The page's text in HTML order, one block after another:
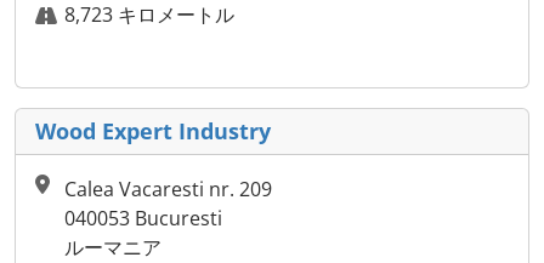
8,723 キロメートル
Wood Expert Industry
Calea Vacaresti nr. 209
040053 Bucuresti
ルーマニア